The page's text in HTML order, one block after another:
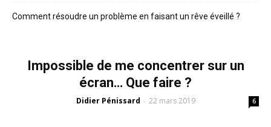
Comment résoudre un problème en faisant un rêve éveillé ?
Impossible de me concentrer sur un
écran… Que faire ?
Didier Pénissard - 22 mars 2019 6